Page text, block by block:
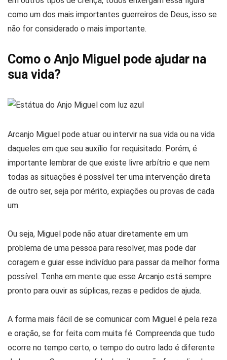
como um dos mais importantes guerreiros de Deus, isso se
não for considerado o mais importante.
Como o Anjo Miguel pode ajudar na
sua vida?
Arcanjo Miguel pode atuar ou intervir na sua vida ou na vida
daqueles em que seu auxílio for requisitado. Porém, é
importante lembrar de que existe livre arbítrio e que nem
todas as situações é possível ter uma intervenção direta
de outro ser, seja por mérito, expiações ou provas de cada
um.
Ou seja, Miguel pode não atuar diretamente em um
problema de uma pessoa para resolver, mas pode dar
coragem e guiar esse indivíduo para passar da melhor forma
possível. Tenha em mente que esse Arcanjo está sempre
pronto para ouvir as súplicas, rezas e pedidos de ajuda.
A forma mais fácil de se comunicar com Miguel é pela reza
e oração, se for feita com muita fé. Compreenda que tudo
ocorre no tempo certo, o tempo do outro lado é diferente